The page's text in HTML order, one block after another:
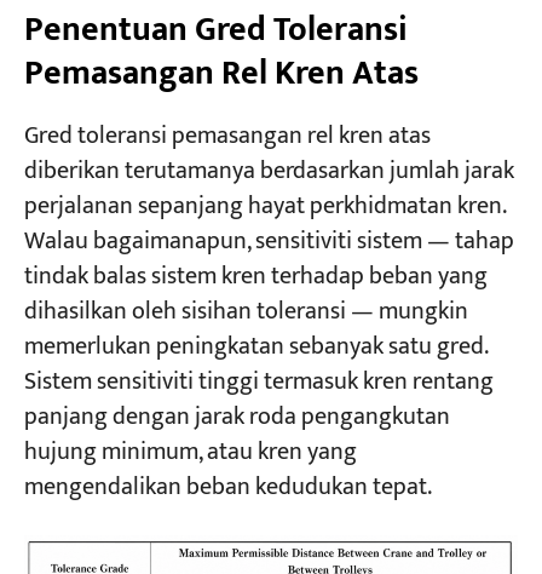
Penentuan Gred Toleransi
Pemasangan Rel Kren Atas
Gred toleransi pemasangan rel kren atas
diberikan terutamanya berdasarkan jumlah jarak
perjalanan sepanjang hayat perkhidmatan kren.
Walau bagaimanapun, sensitiviti sistem — tahap
tindak balas sistem kren terhadap beban yang
dihasilkan oleh sisihan toleransi — mungkin
memerlukan peningkatan sebanyak satu gred.
Sistem sensitiviti tinggi termasuk kren rentang
panjang dengan jarak roda pengangkutan
hujung minimum, atau kren yang
mengendalikan beban kedudukan tepat.